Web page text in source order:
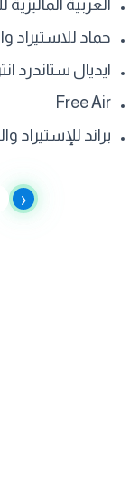
العربية
حماد للاستيراد
ايديال ستاندرد
Free Air
براند للإستيراد
‹